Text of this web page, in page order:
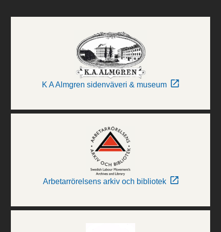
K A Almgren sidenväveri & museum
Arbetarrörelsens arkiv och bibliotek